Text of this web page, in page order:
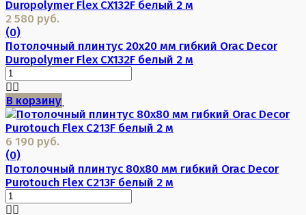
2 580 руб.
(0)
Потолочный плинтус 20х20 мм гибкий Orac Decor
Duropolymer Flex CX132F белый 2 м
В корзину
6 190 руб.
(0)
Потолочный плинтус 80х80 мм гибкий Orac Decor
Purotouch Flex C213F белый 2 м